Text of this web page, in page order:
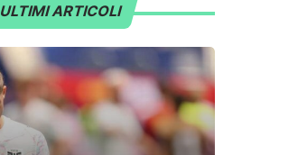
ULTIMI ARTICOLI